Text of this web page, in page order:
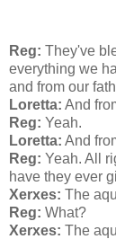
Reg: They've
everything we
and from our
Loretta: And
Reg: Yeah.
Loretta: And
Reg: Yeah. All
have they ever
Xerxes: The
Reg: What?
Xerxes: The